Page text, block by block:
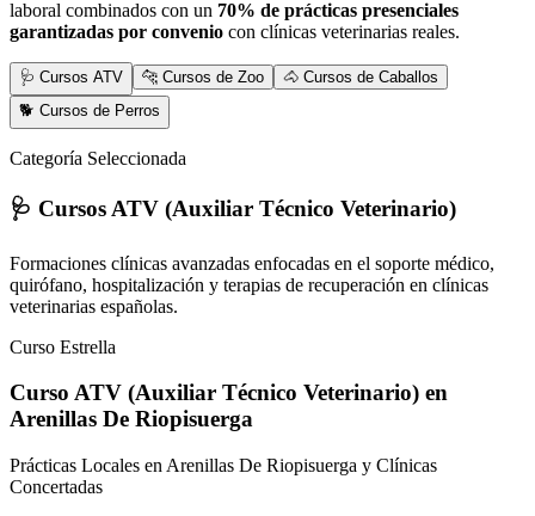
laboral combinados con un 70% de prácticas presenciales
garantizadas por convenio con clínicas veterinarias reales.
🩺 Cursos ATV 🐆 Cursos de Zoo
🐴 Cursos de Caballos
🐕 Cursos de Perros
Categoría Seleccionada
🩺 Cursos ATV (Auxiliar Técnico Veterinario)
Formaciones clínicas avanzadas enfocadas en el soporte médico,
quirófano, hospitalización y terapias de recuperación en clínicas
veterinarias españolas.
Curso Estrella
Curso ATV (Auxiliar Técnico Veterinario) en
Arenillas De Riopisuerga
Prácticas Locales en Arenillas De Riopisuerga y Clínicas
Concertadas